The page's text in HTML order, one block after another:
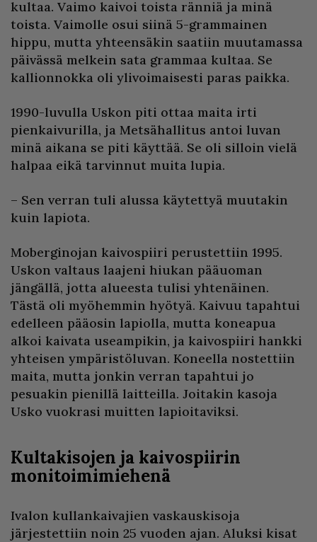
kultaa. Vaimo kaivoi toista ränniä ja minä
toista. Vaimolle osui siinä 5-grammainen
hippu, mutta yhteensäkin saatiin muutamassa
päivässä melkein sata grammaa kultaa. Se
kallionnokka oli ylivoimaisesti paras paikka.
1990-luvulla Uskon piti ottaa maita irti
pienkaivurilla, ja Metsähallitus antoi luvan
minä aikana se piti käyttää. Se oli silloin vielä
halpaa eikä tarvinnut muita lupia.
– Sen verran tuli alussa käytettyä muutakin
kuin lapiota.
Moberginojan kaivospiiri perustettiin 1995.
Uskon valtaus laajeni hiukan pääuoman
jängällä, jotta alueesta tulisi yhtenäinen.
Tästä oli myöhemmin hyötyä. Kaivuu tapahtui
edelleen pääosin lapiolla, mutta koneapua
alkoi kaivata useampikin, ja kaivospiiri hankki
yhteisen ympäristöluvan. Koneella nostettiin
maita, mutta jonkin verran tapahtui jo
pesuakin pienillä laitteilla. Joitakin kasoja
Usko vuokrasi muitten lapioitaviksi.
Kultakisojen ja kaivospiirin
monitoimimiehenä
Ivalon kullankaivajien vaskauskisoja
järjestettiin noin 25 vuoden ajan. Aluksi kisat